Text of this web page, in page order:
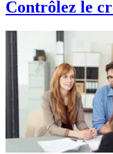
Contrôlez le